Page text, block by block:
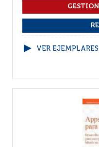
VER EJEMPLARES